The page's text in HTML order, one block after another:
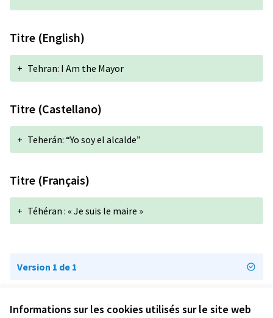
Informations sur les cookies utilisés sur le site web
Titre (English)
+ Tehran: I Am the Mayor
Titre (Castellano)
+ Teherán: “Yo soy el alcalde”
Titre (Français)
+ Téhéran : « Je suis le maire »
Version 1 de 1
Conditions d'utilisation